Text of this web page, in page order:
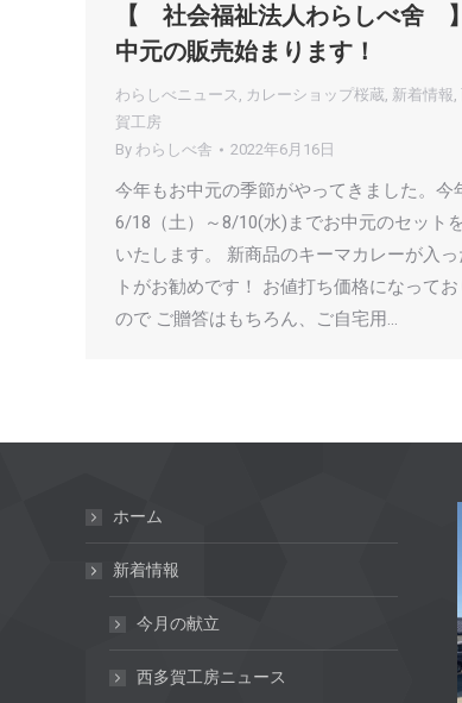
【 社会福祉法人わらしべ舍
中元の販売始まります！
わらしべニュース , カレーショップ桜蔵, 新着情報,
賀工房
By わらしべ舎 2022年6月16日
今年もお中元の季節がやってきました。今
6/18（土）～8/10(水)までお中元のセット
いたします。 新商品のキーマカレーが入っ
トがお勧めです！ お値打ち価格になって
ので ご贈答はもちろん、ご自宅用…
ホーム
新着情報
今月の献立
西多賀工房ニュース